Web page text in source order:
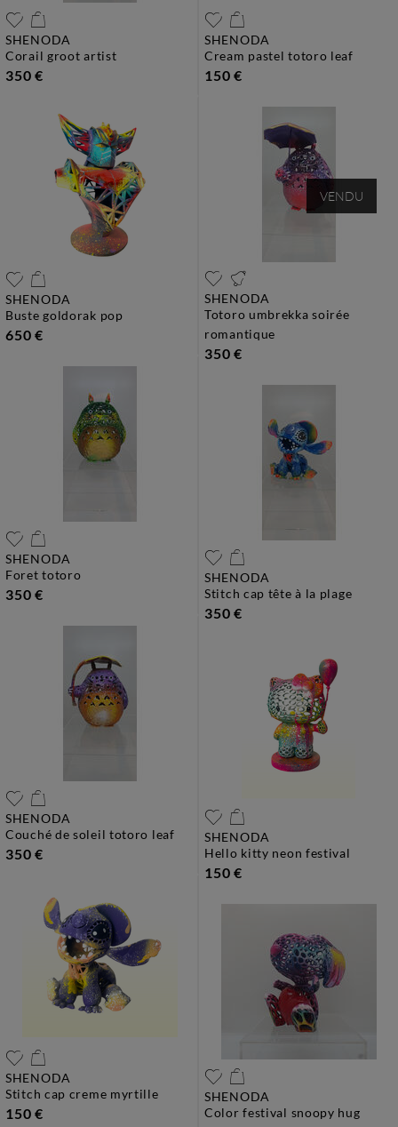
SHENODA
corail groot artist
350 €
SHENODA
cream pastel totoro leaf
150 €
SHENODA
buste goldorak pop
650 €
VENDU
SHENODA
totoro umbrekka soirée
romantique
350 €
SHENODA
foret totoro
350 €
SHENODA
stitch cap tête à la plage
350 €
SHENODA
couché de soleil totoro leaf
350 €
SHENODA
hello kitty neon festival
150 €
SHENODA
stitch cap creme myrtille
150 €
SHENODA
color festival snoopy hug